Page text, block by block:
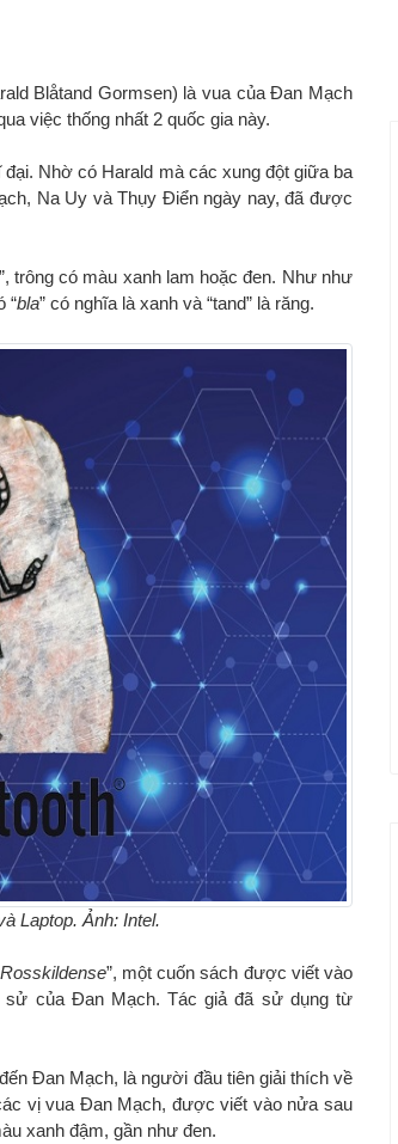
Blåtand Gormsen) là vua của Đan Mạch
việc thống nhất 2 quốc gia này.
Nhờ có Harald mà các xung đột giữa ba
Na Uy và Thụy Điển ngày nay, đã được
trông có màu xanh lam hoặc đen. Như như
“bla” có nghĩa là xanh và “tand” là răng.
Laptop. Ảnh: Intel.
”, một cuốn sách được viết vào
của Đan Mạch. Tác giả đã sử dụng từ
Đan Mạch, là người đầu tiên giải thích về
vị vua Đan Mạch, được viết vào nửa sau
xanh đậm, gần như đen.